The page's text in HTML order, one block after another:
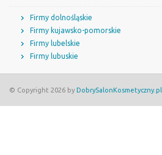
Firmy dolnośląskie
Firmy kujawsko-pomorskie
Firmy lubelskie
Firmy lubuskie
© Copyright 2026 by DobrySalonKosmetyczny.pl